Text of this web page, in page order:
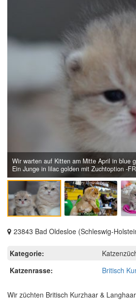
Wir warten auf Kitten am Mitte April in blue
Ein Junge in lilac golden mit Zuchtoption -
23843 Bad Oldesloe (Schleswig-
Kategorie:
Katzenrasse:
Britisch
Wir züchten Britisch Kurzhaar &